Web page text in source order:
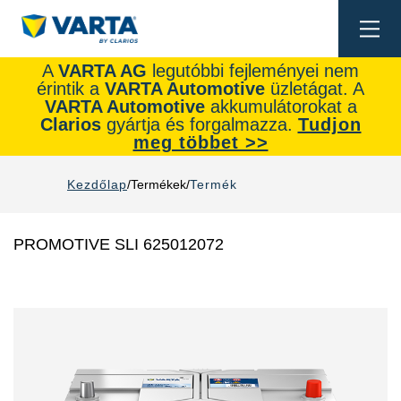
A VARTA AG legutóbbi fejleményei nem
érintik a VARTA Automotive üzletágat. A
VARTA Automotive akkumulátorokat a
Clariosgyártja és forgalmazza. Tudjon
meg többet >>
Kezdőlap Termékek Termék
PROMOTIVE SLI 625012072